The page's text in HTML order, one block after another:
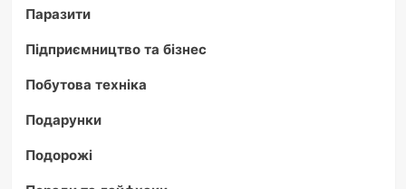
Паразити
Підприємництво та бізнес
Побутова техніка
Подарунки
Подорожі